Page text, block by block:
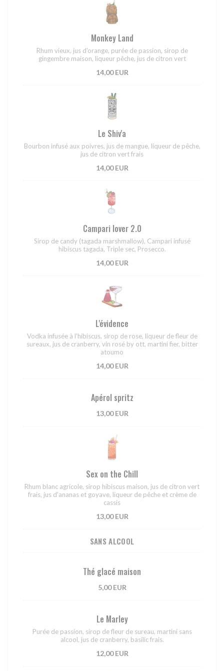
Monkey Land
Rhum vieux, jus d'orange, purée de passion, sirop de
gingembre maison, liqueur pêche, jus de citron vert
14,00 EUR
Le Shiv'a
Bourbon infusé aux poivres, jus de mangue, liqueur de pêche,
jus de citron vert frais
14,00 EUR
Campari lover 2.0
Sirop de candy (tagada marshmallow), Campari infusé
hibiscus tagada, Triple sec, Prosecco.
14,00 EUR
L'évidence
Vodka infusée à l'hibiscus, sirop de rose, liqueur de fleur de
sureaux, jus de cranberry, vin rosé by ott, martini fier, bitter
atoumo
14,00 EUR
Apérol spritz
13,00 EUR
Sex on the Chill
Rhum blanc agricole, sirop hibiscus maison, jus de citron vert
frais, jus d'ananas et goyave, liqueur de pêche et crème de
cassis
13,00 EUR
SANS ALCOOL
Thé glacé maison
5,00 EUR
Le Marley
Purée de passion, sirop de fleur de sureau, martini sans
alcool, jus de cranberry, basilic frais.
12,00 EUR